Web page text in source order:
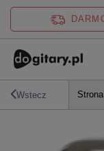
Wstecz